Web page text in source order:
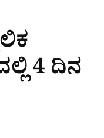
4 ದಿನ